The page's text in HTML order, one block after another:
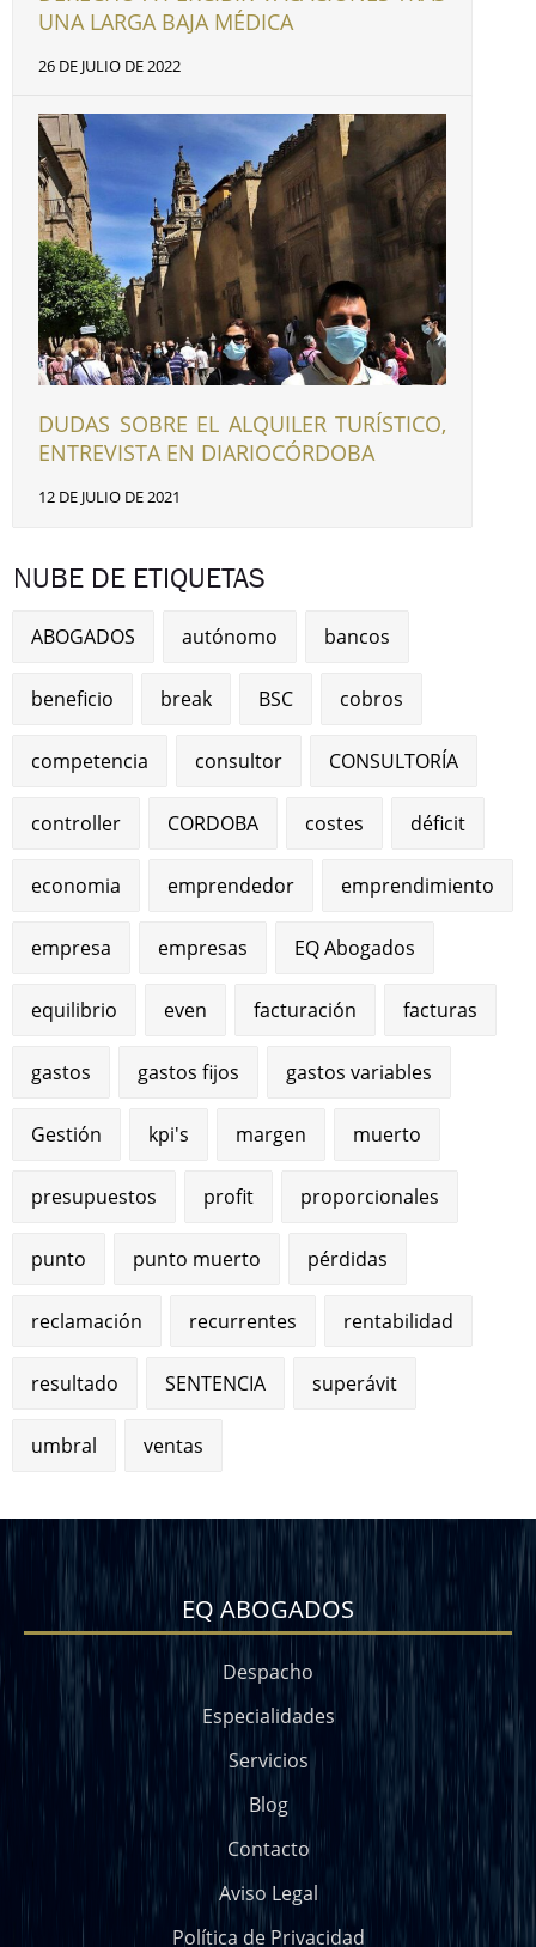
UNA LARGA BAJA MÉDICA
26 DE JULIO DE 2022
DUDAS SOBRE EL ALQUILER TURÍSTICO,
ENTREVISTA EN DIARIOCÓRDOBA
12 DE JULIO DE 2021
NUBE DE ETIQUETAS
ABOGADOS autónomo bancos
beneficio break BSC cobros
competencia consultor CONSULTORÍA
controller CORDOBA costes déficit
economia emprendedor emprendimiento
empresa empresas EQ Abogados
equilibrio even facturación facturas
gastos gastos fijos gastos variables
Gestión kpi's margen muerto
presupuestos profit proporcionales
punto punto muerto pérdidas
reclamación recurrentes rentabilidad
resultado SENTENCIA superávit
umbral ventas
EQ ABOGADOS
Despacho
Especialidades
Servicios
Blog
Contacto
Aviso Legal
Política de Privacidad